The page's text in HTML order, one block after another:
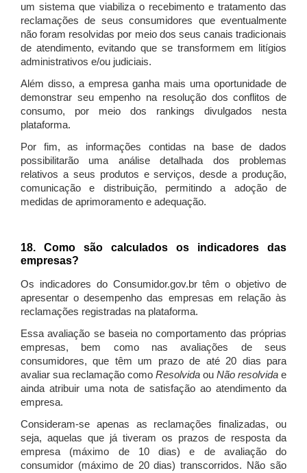
um sistema que viabiliza o recebimento e tratamento das
reclamações de seus consumidores que eventualmente
não foram resolvidas por meio dos seus canais tradicionais
de atendimento, evitando que se transformem em litígios
administrativos e/ou judiciais.
Além disso, a empresa ganha mais uma oportunidade de
demonstrar seu empenho na resolução dos conflitos de
consumo, por meio dos rankings divulgados nesta
plataforma.
Por fim, as informações contidas na base de dados
possibilitarão uma análise detalhada dos problemas
relativos a seus produtos e serviços, desde a produção,
comunicação e distribuição, permitindo a adoção de
medidas de aprimoramento e adequação.
18. Como são calculados os indicadores das
empresas?
Os indicadores do Consumidor.gov.br têm o objetivo de
apresentar o desempenho das empresas em relação às
reclamações registradas na plataforma.
Essa avaliação se baseia no comportamento das próprias
empresas, bem como nas avaliações de seus
consumidores, que têm um prazo de até 20 dias para
avaliar sua reclamação como Resolvida ou Não resolvida e
ainda atribuir uma nota de satisfação ao atendimento da
empresa.
Consideram-se apenas as reclamações finalizadas, ou
seja, aquelas que já tiveram os prazos de resposta da
empresa (máximo de 10 dias) e de avaliação do
consumidor (máximo de 20 dias) transcorridos. Não são